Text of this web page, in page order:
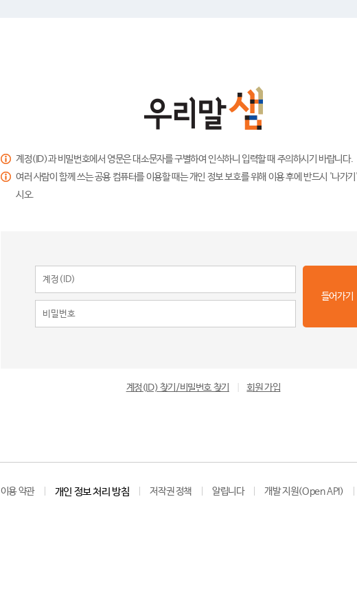
계정(ID)과 비밀번호에서 영문은 대소문자를 구별하여 인식하니 입력할 때 주의하시기 바랍니다.
여러 사람이 함께 쓰는 공용 컴퓨터를 이용할 때는 개인 정보 보호를 위해 이용 후에 반드시 '나가
시오.
들어가기
계정(ID) 찾기/비밀번호 찾기 회원 가입
이용 약관 개인 정보 처리 방침 저작권 정책 알립니다 개발 지원(Open API)